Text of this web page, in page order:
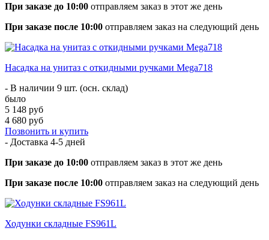
При заказе до 10:00 отправляем заказ в этот же день
При заказе после 10:00 отправляем заказ на следующий день
Насадка на унитаз с откидными ручками Mega718
- В наличии 9 шт. (осн. склад)
было
5 148 руб
4 680 руб
Позвонить и купить
- Доставка 4-5 дней
При заказе до 10:00 отправляем заказ в этот же день
При заказе после 10:00 отправляем заказ на следующий день
Ходунки складные FS961L